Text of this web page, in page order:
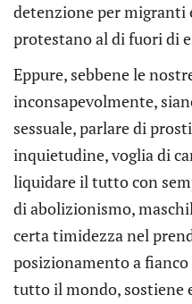
detenzione per migranti
protestano al di fuori di
Eppure, sebbene le
inconsapevolmente,
sessuale, parlare di
inquietudine, voglia di
liquidare il tutto con
di abolizionismo,
certa timidezza nel
posizionamento a
tutto il mondo, sostiene